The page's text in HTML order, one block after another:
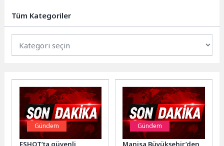
Canik Belediyesi'nin...
Tüm Kategoriler
Gündem
ESHOT’ta güvenli
Gündem
Manisa Büyükşehir’den